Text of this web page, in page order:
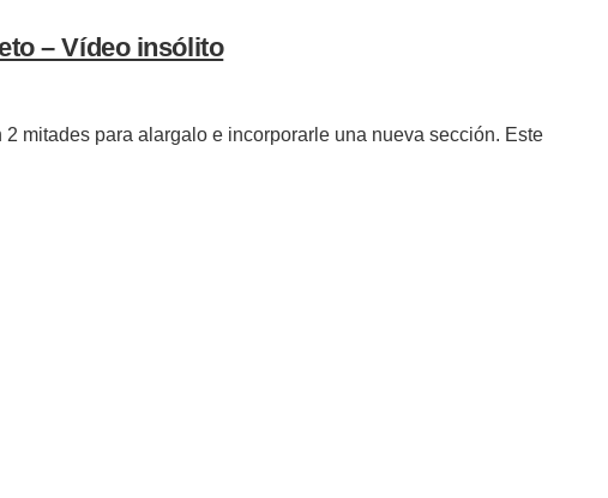
– Vídeo insólito
mitades para alargalo e incorporarle una nueva sección. Este